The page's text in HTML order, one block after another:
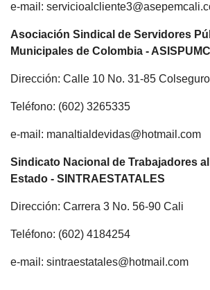
e-mail:
Asociación Sindical de Servidores
Municipales de Colombia -
Dirección: Calle 10 No. 31-85
Teléfono: (602) 3265335
e-mail: manaltialdevidas@hotmail.com
Sindicato Nacional de Trabajadores
Estado - SINTRAESTATALES
Dirección: Carrera 3 No. 56-90 Cali
Teléfono: (602) 4184254
e-mail: sintraestatales@hotmail.com